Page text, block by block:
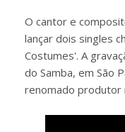
O cantor e
lançar dois singles
Costumes'. A
do Samba, em São
renomado produtor